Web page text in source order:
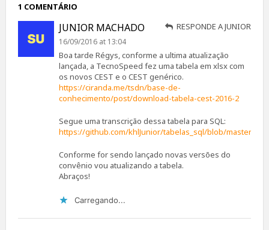
1 COMENTÁRIO
JUNIOR MACHADO RESPONDE A JUNIOR
16/09/2016 at 13:04
Boa tarde Régys, conforme a ultima atualização
lançada, a TecnoSpeed fez uma tabela em xlsx com
os novos CEST e o CEST genérico.
https://ciranda.me/tsdn/base-de-
conhecimento/post/download-tabela-cest-2016-2
Segue uma transcrição dessa tabela para SQL:
https://github.com/khlJunior/tabelas_sql/blob/master/
Conforme for sendo lançado novas versões do
convênio vou atualizando a tabela.
Abraços!
Carregando...